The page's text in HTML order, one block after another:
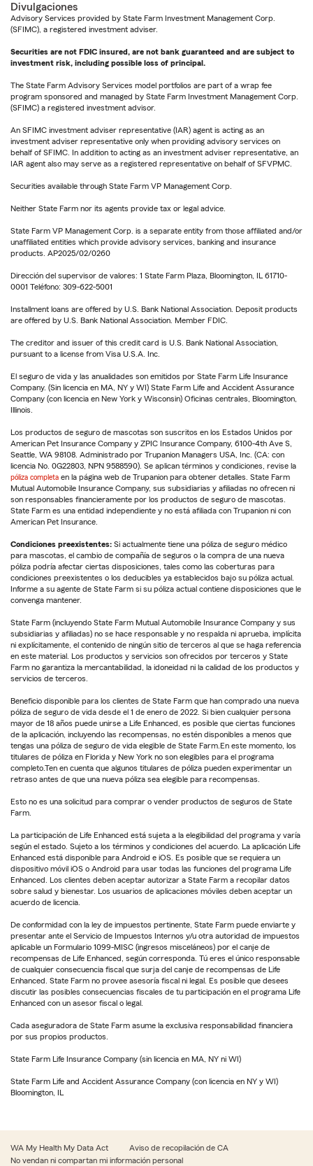
Divulgaciones
Advisory Services provided by State Farm Investment Management Corp.
(SFIMC), a registered investment adviser.
Securities are not FDIC insured, are not bank guaranteed and are subject to
investment risk, including possible loss of principal.
The State Farm Advisory Services model portfolios are part of a wrap fee
program sponsored and managed by State Farm Investment Management Corp.
(SFIMC) a registered investment advisor.
An SFIMC investment adviser representative (IAR) agent is acting as an
investment adviser representative only when providing advisory services on
behalf of SFIMC. In addition to acting as an investment adviser representative, an
IAR agent also may serve as a registered representative on behalf of SFVPMC.
Securities available through State Farm VP Management Corp.
Neither State Farm nor its agents provide tax or legal advice.
State Farm VP Management Corp. is a separate entity from those affiliated and/or
unaffiliated entities which provide advisory services, banking and insurance
products. AP2025/02/0260
Dirección del supervisor de valores: 1 State Farm Plaza, Bloomington, IL 61710-
0001 Teléfono: 309-622-5001
Installment loans are offered by U.S. Bank National Association. Deposit products
are offered by U.S. Bank National Association. Member FDIC.
The creditor and issuer of this credit card is U.S. Bank National Association,
pursuant to a license from Visa U.S.A. Inc.
El seguro de vida y las anualidades son emitidos por State Farm Life Insurance
Company. (Sin licencia en MA, NY y WI) State Farm Life and Accident Assurance
Company (con licencia en New York y Wisconsin) Oficinas centrales, Bloomington,
Illinois.
Los productos de seguro de mascotas son suscritos en los Estados Unidos por
American Pet Insurance Company y ZPIC Insurance Company, 6100-4th Ave S,
Seattle, WA 98108. Administrado por Trupanion Managers USA, Inc. (CA: con
licencia No. 0G22803, NPN 9588590). Se aplican términos y condiciones, revise la
póliza completa en la página web de Trupanion para obtener detalles. State Farm
Mutual Automobile Insurance Company, sus subsidiarias y afiliadas no ofrecen ni
son responsables financieramente por los productos de seguro de mascotas.
State Farm es una entidad independiente y no está afiliada con Trupanion ni con
American Pet Insurance.
Condiciones preexistentes: Si actualmente tiene una póliza de seguro médico
para mascotas, el cambio de compañía de seguros o la compra de una nueva
póliza podría afectar ciertas disposiciones, tales como las coberturas para
condiciones preexistentes o los deducibles ya establecidos bajo su póliza actual.
Informe a su agente de State Farm si su póliza actual contiene disposiciones que le
convenga mantener.
State Farm (incluyendo State Farm Mutual Automobile Insurance Company y sus
subsidiarias y afiliadas) no se hace responsable y no respalda ni aprueba, implícita
ni explícitamente, el contenido de ningún sitio de terceros al que se haga referencia
en este material. Los productos y servicios son ofrecidos por terceros y State
Farm no garantiza la mercantabilidad, la idoneidad ni la calidad de los productos y
servicios de terceros.
Beneficio disponible para los clientes de State Farm que han comprado una nueva
póliza de seguro de vida desde el 1 de enero de 2022. Si bien cualquier persona
mayor de 18 años puede unirse a Life Enhanced, es posible que ciertas funciones
de la aplicación, incluyendo las recompensas, no estén disponibles a menos que
tengas una póliza de seguro de vida elegible de State Farm.En este momento, los
titulares de póliza en Florida y New York no son elegibles para el programa
completo.Ten en cuenta que algunos titulares de póliza pueden experimentar un
retraso antes de que una nueva póliza sea elegible para recompensas.
Esto no es una solicitud para comprar o vender productos de seguros de State
Farm.
La participación de Life Enhanced está sujeta a la elegibilidad del programa y varía
según el estado. Sujeto a los términos y condiciones del acuerdo. La aplicación Life
Enhanced está disponible para Android e iOS. Es posible que se requiera un
dispositivo móvil iOS o Android para usar todas las funciones del programa Life
Enhanced. Los clientes deben aceptar autorizar a State Farm a recopilar datos
sobre salud y bienestar. Los usuarios de aplicaciones móviles deben aceptar un
acuerdo de licencia.
De conformidad con la ley de impuestos pertinente, State Farm puede enviarte y
presentar ante el Servicio de Impuestos Internos y/u otra autoridad de impuestos
aplicable un Formulario 1099-MISC (ingresos misceláneos) por el canje de
recompensas de Life Enhanced, según corresponda. Tú eres el único responsable
de cualquier consecuencia fiscal que surja del canje de recompensas de Life
Enhanced. State Farm no provee asesoría fiscal ni legal. Es posible que desees
discutir las posibles consecuencias fiscales de tu participación en el programa Life
Enhanced con un asesor fiscal o legal.
Cada aseguradora de State Farm asume la exclusiva responsabilidad financiera
por sus propios productos.
State Farm Life Insurance Company (sin licencia en MA, NY ni WI)
State Farm Life and Accident Assurance Company (con licencia en NY y WI)
Bloomington, IL
WA My Health My Data Act
Aviso de recopilación de CA
No vendan ni compartan mi información personal